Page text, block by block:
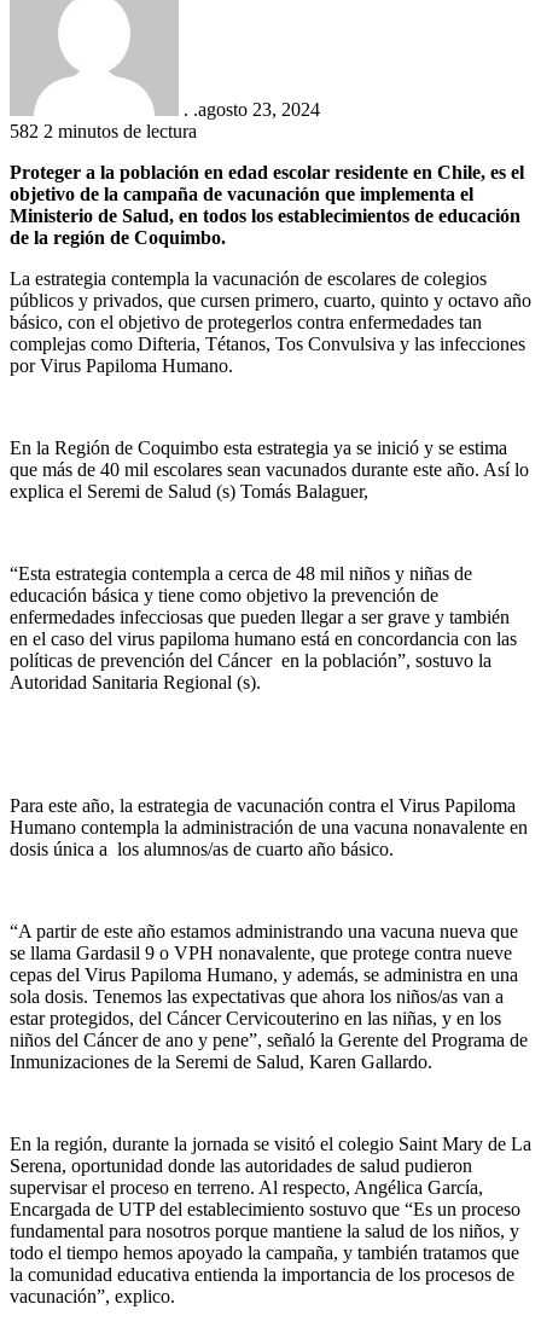
. .agosto 23, 2024
582 2 minutos de lectura
Proteger a la población en edad escolar residente en Chile, es el
objetivo de la campaña de vacunación que implementa el
Ministerio de Salud, en todos los establecimientos de educación
de la región de Coquimbo.
La estrategia contempla la vacunación de escolares de colegios
públicos y privados, que cursen primero, cuarto, quinto y octavo año
básico, con el objetivo de protegerlos contra enfermedades tan
complejas como Difteria, Tétanos, Tos Convulsiva y las infecciones
por Virus Papiloma Humano.
En la Región de Coquimbo esta estrategia ya se inició y se estima
que más de 40 mil escolares sean vacunados durante este año. Así lo
explica el Seremi de Salud (s) Tomás Balaguer,
“Esta estrategia contempla a cerca de 48 mil niños y niñas de
educación básica y tiene como objetivo la prevención de
enfermedades infecciosas que pueden llegar a ser grave y también
en el caso del virus papiloma humano está en concordancia con las
políticas de prevención del Cáncer en la población”, sostuvo la
Autoridad Sanitaria Regional (s).
Para este año, la estrategia de vacunación contra el Virus Papiloma
Humano contempla la administración de una vacuna nonavalente en
dosis única a los alumnos/as de cuarto año básico.
“A partir de este año estamos administrando una vacuna nueva que
se llama Gardasil 9 o VPH nonavalente, que protege contra nueve
cepas del Virus Papiloma Humano, y además, se administra en una
sola dosis. Tenemos las expectativas que ahora los niños/as van a
estar protegidos, del Cáncer Cervicouterino en las niñas, y en los
niños del Cáncer de ano y pene”, señaló la Gerente del Programa de
Inmunizaciones de la Seremi de Salud, Karen Gallardo.
En la región, durante la jornada se visitó el colegio Saint Mary de La
Serena, oportunidad donde las autoridades de salud pudieron
supervisar el proceso en terreno. Al respecto, Angélica García,
Encargada de UTP del establecimiento sostuvo que “Es un proceso
fundamental para nosotros porque mantiene la salud de los niños, y
todo el tiempo hemos apoyado la campaña, y también tratamos que
la comunidad educativa entienda la importancia de los procesos de
vacunación”, explico.